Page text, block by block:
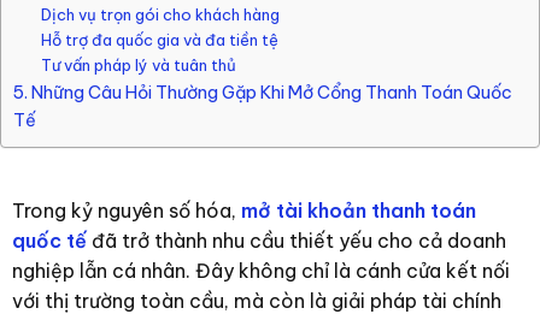
Dịch vụ trọn gói cho khách hàng
Hỗ trợ đa quốc gia và đa tiền tệ
Tư vấn pháp lý và tuân thủ
5. Những Câu Hỏi Thường Gặp Khi Mở Cổng Thanh Toán Quốc
Tế
Trong kỷ nguyên số hóa, mở tài khoản thanh toán
quốc tế đã trở thành nhu cầu thiết yếu cho cả doanh
nghiệp lẫn cá nhân. Đây không chỉ là cánh cửa kết nối
với thị trường toàn cầu, mà còn là giải pháp tài chính